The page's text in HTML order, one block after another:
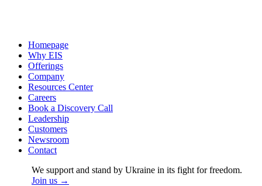
Homepage
Why EIS
Offerings
Company
Resources Center
Careers
Book a Discovery Call
Leadership
Customers
Newsroom
Contact
We support and stand by Ukraine in its fight for freedom.
Join us →